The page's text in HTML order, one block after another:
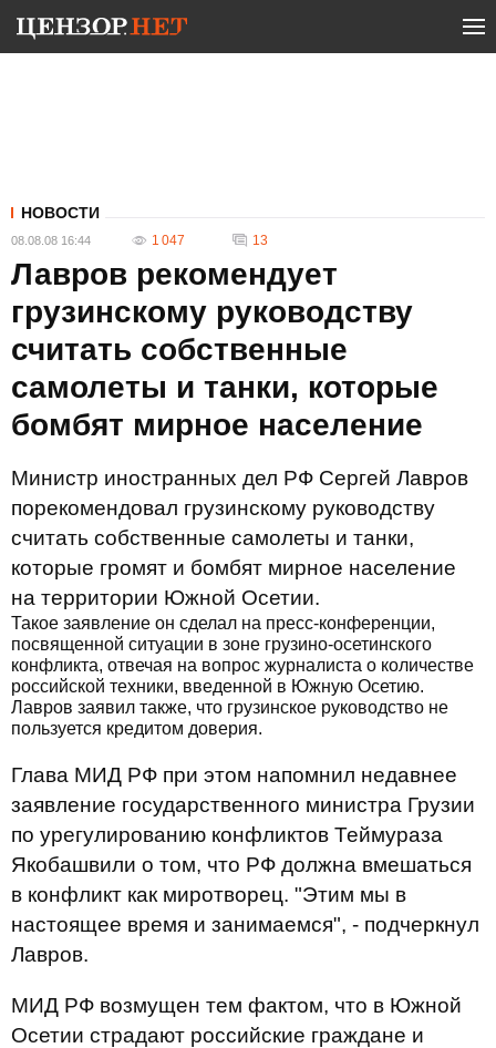
НОВОСТИ
08.08.08 16:44 1 047 13
Лавров рекомендует
грузинскому руководству
считать собственные
самолеты и танки, которые
бомбят мирное население
Министр иностранных дел РФ Сергей Лавров
порекомендовал грузинскому руководству
считать собственные самолеты и танки,
которые громят и бомбят мирное население
на территории Южной Осетии.
Такое заявление он сделал на пресс-конференции,
посвященной ситуации в зоне грузино-осетинского
конфликта, отвечая на вопрос журналиста о количестве
российской техники, введенной в Южную Осетию.
Лавров заявил также, что грузинское руководство не
пользуется кредитом доверия.
Глава МИД РФ при этом напомнил недавнее
заявление государственного министра Грузии
по урегулированию конфликтов Теймураза
Якобашвили о том, что РФ должна вмешаться
в конфликт как миротворец. "Этим мы в
настоящее время и занимаемся", - подчеркнул
Лавров.
МИД РФ возмущен тем фактом, что в Южной
Осетии страдают российские граждане и